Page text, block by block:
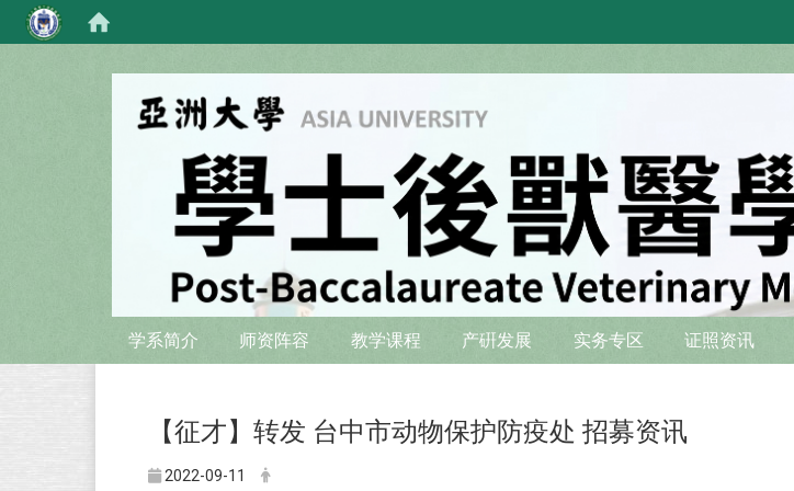
学系简介 师资阵容 教学课程 产硏发展 实务专区 证照资讯
【征才】转发 台中市动物保护防疫处 招募资讯
2022-09-11